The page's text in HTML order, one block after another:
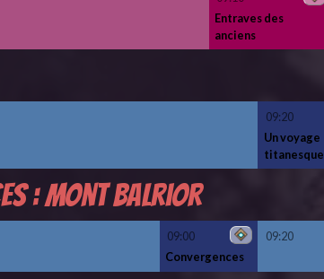
Entraves des
anciens
09:20
Un voyage
titanesque
: Mont Balrior
09:00
Convergences
09:20